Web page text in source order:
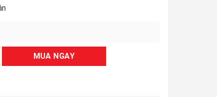
MUA NGAY